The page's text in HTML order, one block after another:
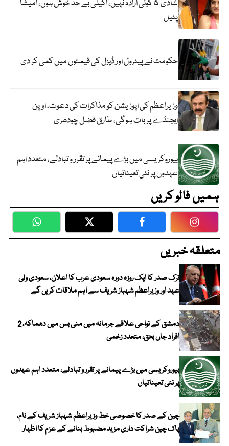
شادی کا کوئی ارادہ نہیں، اکیلی بے حد خوش ہوں، امیشا
پٹیل
حکومت نے پیٹرول اور ڈیزل کی قیمتوں میں کمی کر دی
وزیراعظم کی اپوزیشن کو مذاکرات کی دعوت، اوپن
ایجنڈے پر بات ہوگی، طارق فضل چودھری
بیوروکریسی میں بڑے پیمانے پر تقرر و تبادلے، متعدد اہم
عہدوں پر نئی تعیناتیاں
ہمیں فالو کریں
WhatsApp Twitter Facebook
متعلقہ خبریں
ترک صدر کا ایک روزہ دورہ سعودی عرب کا اعلان، سعودی ولی
عہد اور وزیراعظم شہباز شریف سے اہم ملاقات کریں گے
دمشق کے نواحی علاقے جرمانہ میں منی بس میں دھماکہ، 2
افراد جاں بحق، متعدد زخمی
بیوروکریسی میں بڑے پیمانے پر تقرر و تبادلے، متعدد اہم عہدوں
پر نئی تعیناتیاں
چین کے صدر کا خصوصی خط وزیراعظم شہباز شریف کے نام،
پاک چین شراکت داری مزید مضبوط بنانے کے عزم کا اظہار